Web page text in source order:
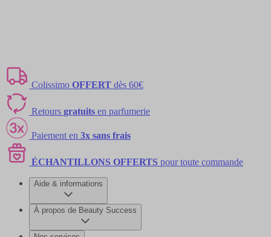
Colissimo OFFERT dès 60€
Retours gratuits en parfumerie
Paiement en 3x sans frais
ÉCHANTILLONS OFFERTS pour toute commande
Aide & informations
À propos de Beauty Success